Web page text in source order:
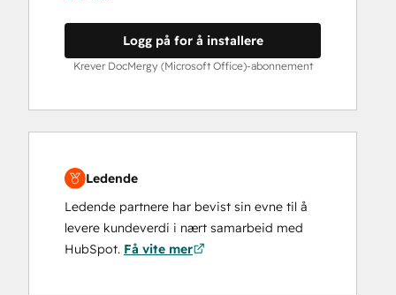
Logg på for å installere
Krever DocMergy (Microsoft Office)-abonnement
Ledende
Ledende partnere har bevist sin evne til å
levere kundeverdi i nært samarbeid med
HubSpot. Få vite mer